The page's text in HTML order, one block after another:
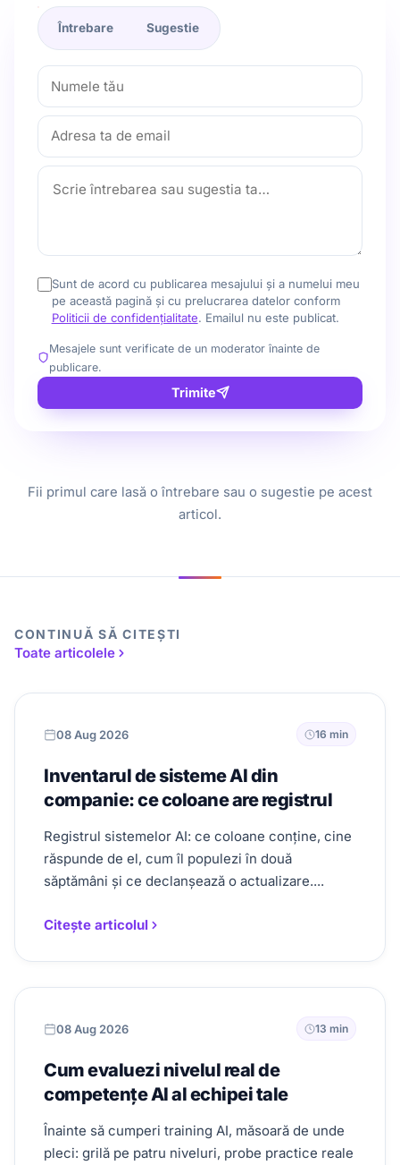
Întrebare Sugestie
Sunt de acord cu publicarea mesajului și a numelui meu
pe această pagină și cu prelucrarea datelor conform
Politicii de confidențialitate. Emailul nu este publicat.
Mesajele sunt verificate de un moderator înainte de
publicare.
Trimite
Fii primul care lasă o întrebare sau o sugestie pe acest
articol.
CONTINUĂ SĂ CITEȘTI
Toate articolele
08 Aug 2026 16 min
Inventarul de sisteme AI din
companie: ce coloane are registrul
Registrul sistemelor AI: ce coloane conține, cine
răspunde de el, cum îl populezi în două
săptămâni și ce declanșează o actualizare....
Citește articolul
08 Aug 2026 13 min
Cum evaluezi nivelul real de
competențe AI al echipei tale
Înainte să cumperi training AI, măsoară de unde
pleci: grilă pe patru niveluri, probe practice reale